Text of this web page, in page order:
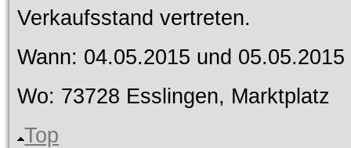
Verkaufsstand vertreten.
Wann: 04.05.2015 und 05.05.2015
Wo: 73728 Esslingen, Marktplatz
Top